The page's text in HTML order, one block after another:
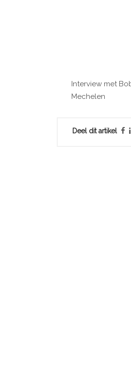
Interview met
Mechelen
Deel dit artikel